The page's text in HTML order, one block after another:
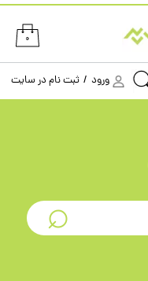
۰
ورود / ثبت نام در سایت
⌕